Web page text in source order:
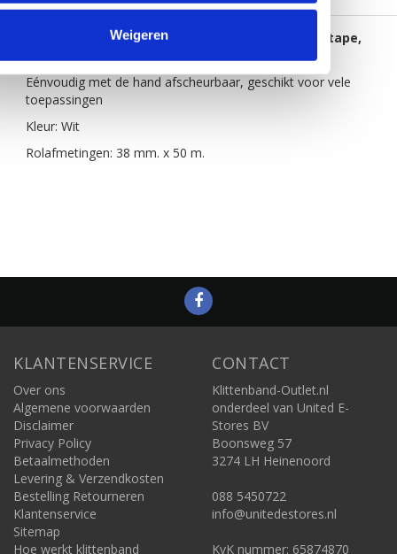
Weigeren
Uitstekende kwaliteit witte "all purpose" duct tape,
Eénvoudig met de hand afscheurbaar, geschikt voor vele
toepassingen
Kleur: Wit
Rolafmetingen: 38 mm. x 50 m.
KLANTENSERVICE
Over ons
Algemene voorwaarden
Disclaimer
Privacy Policy
Betaalmethoden
Levering & Verzendkosten
Bestelling Retourneren
Klantenservice
Sitemap
Hoe werkt klittenband
CONTACT
Klittenband-Outlet.nl
onderdeel van United E-
Stores BV
Boonsweg 57
3274 LH Heinenoord
088 5450722
info@unitedestores.nl
KvK nummer: 65874870